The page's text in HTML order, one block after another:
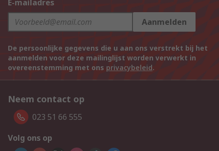
E-mailadres
Aanmelden
De persoonlijke gegevens die u aan ons verstrekt bij het
aanmelden voor deze mailinglijst worden verwerkt in
overeenstemming met ons privacybeleid.
Neem contact op
023 51 66 555
Volg ons op